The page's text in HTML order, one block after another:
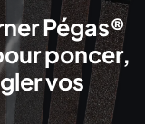
Pégas®
poncer,
vos